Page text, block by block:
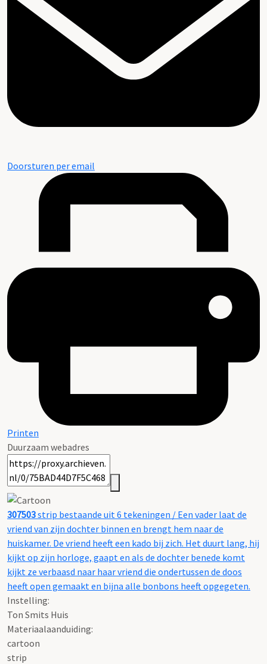
Doorsturen per email
Printen
Duurzaam webadres
307503strip bestaande uit 6 tekeningen / Een vader laat de
vriend van zijn dochter binnen en brengt hem naar de
huiskamer. De vriend heeft een kado bij zich. Het duurt lang, hij
kijkt op zijn horloge, gaapt en als de dochter benede komt
kijkt ze verbaasd naar haar vriend die ondertussen de doos
heeft open gemaakt en bijna alle bonbons heeft opgegeten.
Instelling:
Ton Smits Huis
Materiaalaanduiding:
cartoon
strip